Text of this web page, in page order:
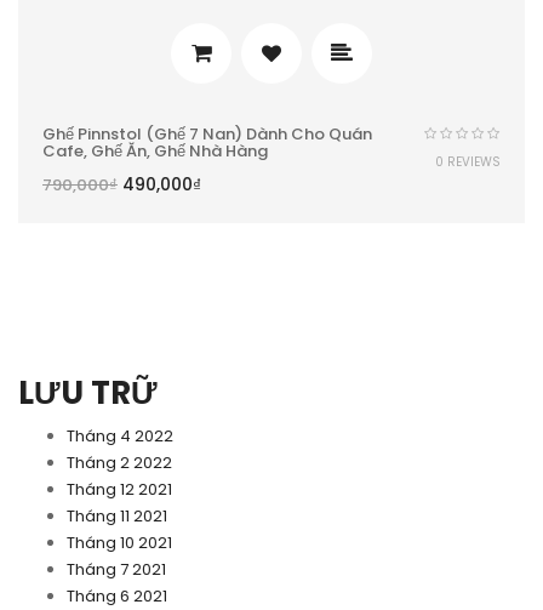
LƯU TRỮ
Tháng 4 2022
Tháng 2 2022
Tháng 12 2021
Tháng 11 2021
Tháng 10 2021
Tháng 7 2021
Tháng 6 2021
Ghế Pinnstol (ghế 7 Nan) Dành Cho Quán
Cafe, Ghế Ăn, Ghế Nhà Hàng
790,000₫ 490,000₫
0 REVIEWS